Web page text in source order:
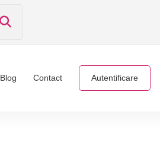
Blog Contact Autentificare